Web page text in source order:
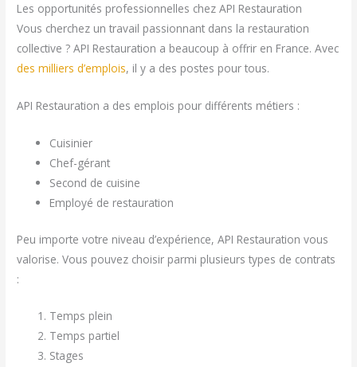
Les opportunités professionnelles chez API Restauration
Vous cherchez un travail passionnant dans la restauration
collective ? API Restauration a beaucoup à offrir en France. Avec
des milliers d’emplois, il y a des postes pour tous.
API Restauration a des emplois pour différents métiers :
Cuisinier
Chef-gérant
Second de cuisine
Employé de restauration
Peu importe votre niveau d’expérience, API Restauration vous
valorise. Vous pouvez choisir parmi plusieurs types de contrats
:
Temps plein
Temps partiel
Stages